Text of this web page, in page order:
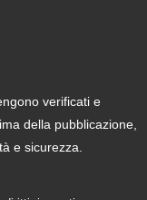
verificati e
della pubblicazione,
e sicurezza.